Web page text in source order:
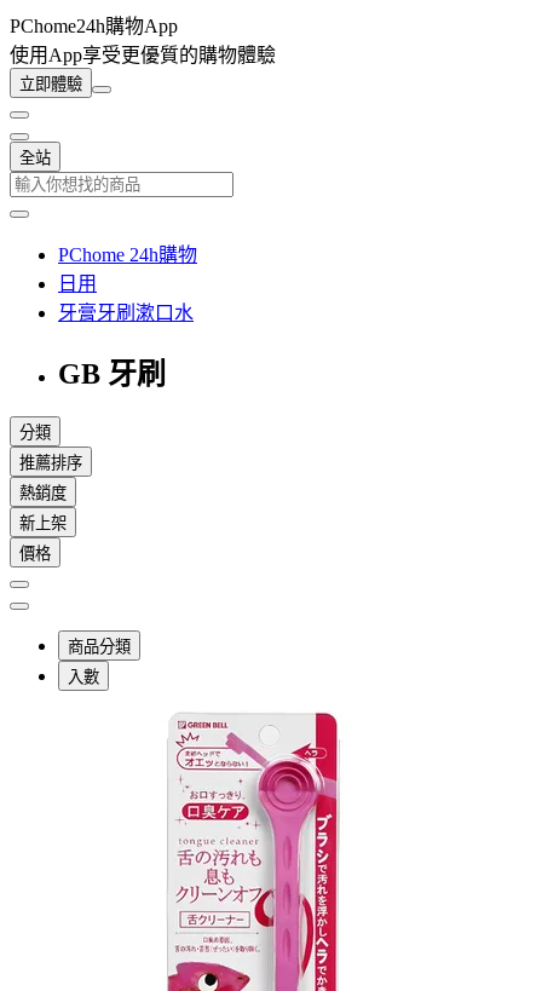
PChome24h購物App
使用App享受更優質的購物體驗
立即體驗
全站
PChome 24h購物
日用
牙膏牙刷漱口水
GB 牙刷
分類
推薦排序
熱銷度
新上架
價格
商品分類
入數